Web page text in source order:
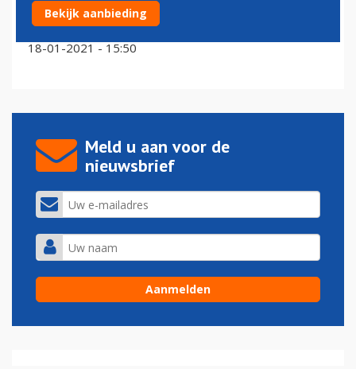
Prototype MC-21 vast in sneeuw na mislukte test
18-01-2021 - 15:50
Meld u aan voor de
nieuwsbrief
Bekijk aanbieding